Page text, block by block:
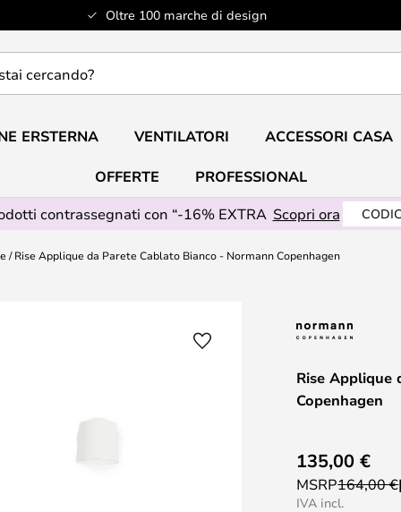
Oltre 100 marche di design
ERSTERNA VENTILATORI ACCESSORI CASA
OFFERTE
PROFESSIONAL
contrassegnati con “-16% EXTRA Scopri ora
Rise Applique da Parete Cablato Bianco - Normann Copenhagen
Rise Applique
Copenhagen
135,00 €
MSRP164,00 €
IVA incl.